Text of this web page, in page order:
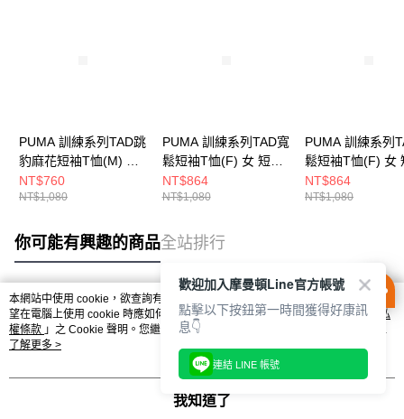
PUMA 訓練系列TAD跳
豹麻花短袖T恤(M) 男
短袖上衣 52590701
NT$760
NT$1,080
PUMA 訓練系列TAD寬
鬆短袖T恤(F) 女 短袖
上衣 52713948
NT$864
NT$1,080
PUMA 訓練系列
鬆短袖T恤(F) 女
上衣 52713926
NT$864
NT$1,080
你可能有興趣的商品全站排行
熱門標籤
本網站中使用 cookie，欲查詢有關本網站使用 cookie 方式之詳情，及若您不希
望在電腦上使用 cookie 時應如何變更電腦的 cookie 設定，請參閱本網站「
隱私
權條款 」之 Cookie 聲明。您繼續使用本網站即表示您同意本公司得按本網站使
用條款之 Cookie 聲明使用 cookie。
了解更多 >
我知道了
歡迎加入摩曼頓Line官方帳號
點擊以下按鈕第一時間獲得好康訊
息👇
連結 LINE 帳號